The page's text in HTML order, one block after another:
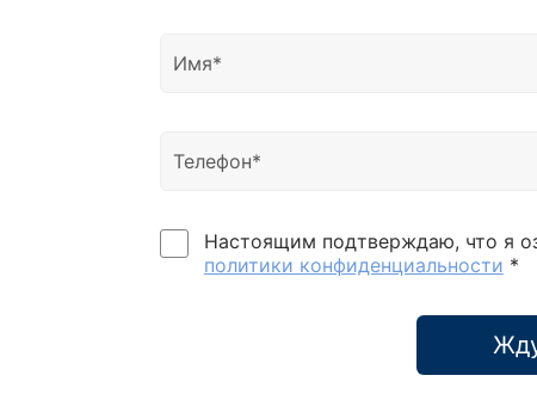
Настоящим подтверждаю, что я
политики конфиденциальности *